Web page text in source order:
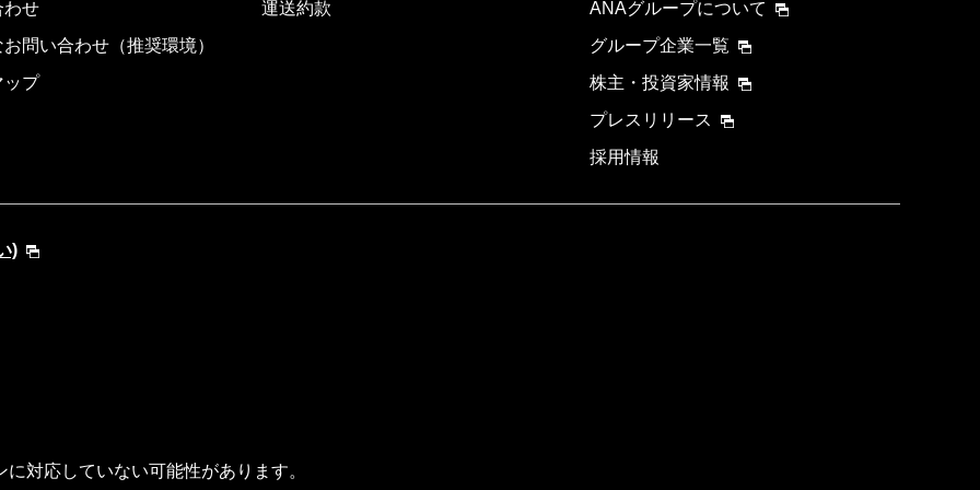
わせ
問い合わせ（推奨環境）
ップ
運送約款
ANAグループについて
グループ企業一覧
株主・投資家情報
プレスリリース
採用情報
)
対応していない可能性があります。